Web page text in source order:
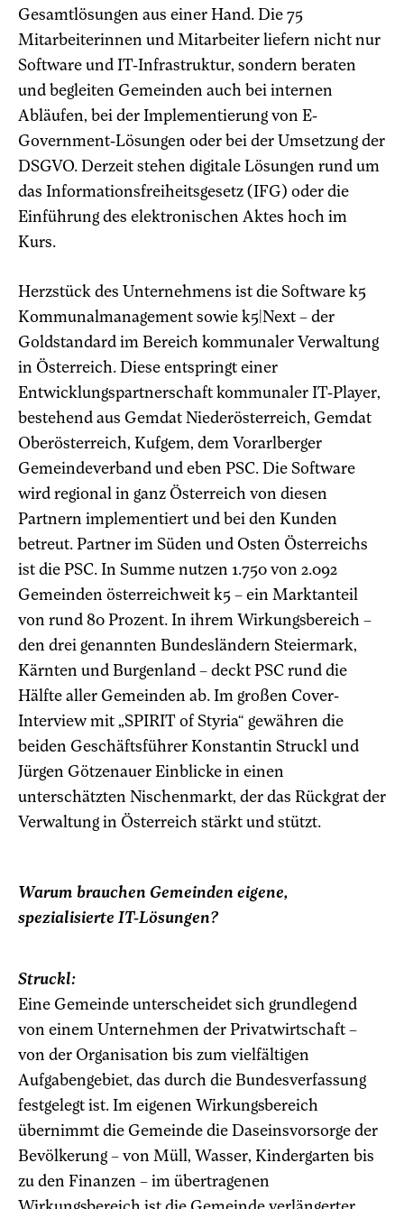
Gesamtlösungen aus einer Hand. Die 75
Mitarbeiterinnen und Mitarbeiter liefern nicht nur
Software und IT-Infrastruktur, sondern beraten
und begleiten Gemeinden auch bei internen
Abläufen, bei der Implementierung von E-
Government-Lösungen oder bei der Umsetzung der
DSGVO. Derzeit stehen digitale Lösungen rund um
das Informationsfreiheitsgesetz (IFG) oder die
Einführung des elektronischen Aktes hoch im
Kurs.
Herzstück des Unternehmens ist die Software k5
Kommunalmanagement sowie k5|Next – der
Goldstandard im Bereich kommunaler Verwaltung
in Österreich. Diese entspringt einer
Entwicklungspartnerschaft kommunaler IT-Player,
bestehend aus Gemdat Niederösterreich, Gemdat
Oberösterreich, Kufgem, dem Vorarlberger
Gemeindeverband und eben PSC. Die Software
wird regional in ganz Österreich von diesen
Partnern implementiert und bei den Kunden
betreut. Partner im Süden und Osten Österreichs
ist die PSC. In Summe nutzen 1.750 von 2.092
Gemeinden österreichweit k5 – ein Marktanteil
von rund 80 Prozent. In ihrem Wirkungsbereich –
den drei genannten Bundesländern Steiermark,
Kärnten und Burgenland – deckt PSC rund die
Hälfte aller Gemeinden ab. Im großen Cover-
Interview mit „SPIRIT of Styria“ gewähren die
beiden Geschäftsführer Konstantin Struckl und
Jürgen Götzenauer Einblicke in einen
unterschätzten Nischenmarkt, der das Rückgrat der
Verwaltung in Österreich stärkt und stützt.
Warum brauchen Gemeinden eigene,
spezialisierte IT-Lösungen?
Struckl:
Eine Gemeinde unterscheidet sich grundlegend
von einem Unternehmen der Privatwirtschaft –
von der Organisation bis zum vielfältigen
Aufgabengebiet, das durch die Bundesverfassung
festgelegt ist. Im eigenen Wirkungsbereich
übernimmt die Gemeinde die Daseinsvorsorge der
Bevölkerung – von Müll, Wasser, Kindergarten bis
zu den Finanzen – im übertragenen